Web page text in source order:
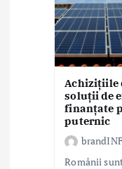
Achizițiile
soluții de
finanțate
puternic
Românii